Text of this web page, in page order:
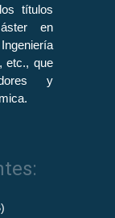
títulos
en
etc., que
y